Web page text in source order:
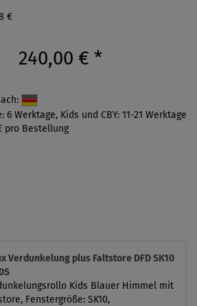
€
240,00 € *
Werktage, Kids und CBY: 11-21 Werktage
pro Bestellung
Verdunkelung plus Faltstore DFD SK10
Kids Blauer Himmel mit
Fenstergröße: SK10,